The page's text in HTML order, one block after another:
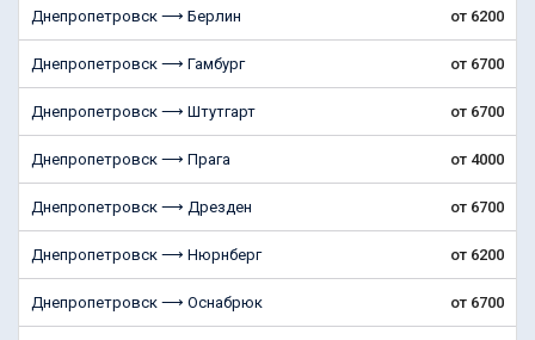
Днепропетровск ⟶ Берлин от 6200
Днепропетровск ⟶ Гамбург от 6700
Днепропетровск ⟶ Штутгарт от 6700
Днепропетровск ⟶ Прага от 4000
Днепропетровск ⟶ Дрезден от 6700
Днепропетровск ⟶ Нюрнберг от 6200
Днепропетровск ⟶ Оснабрюк от 6700